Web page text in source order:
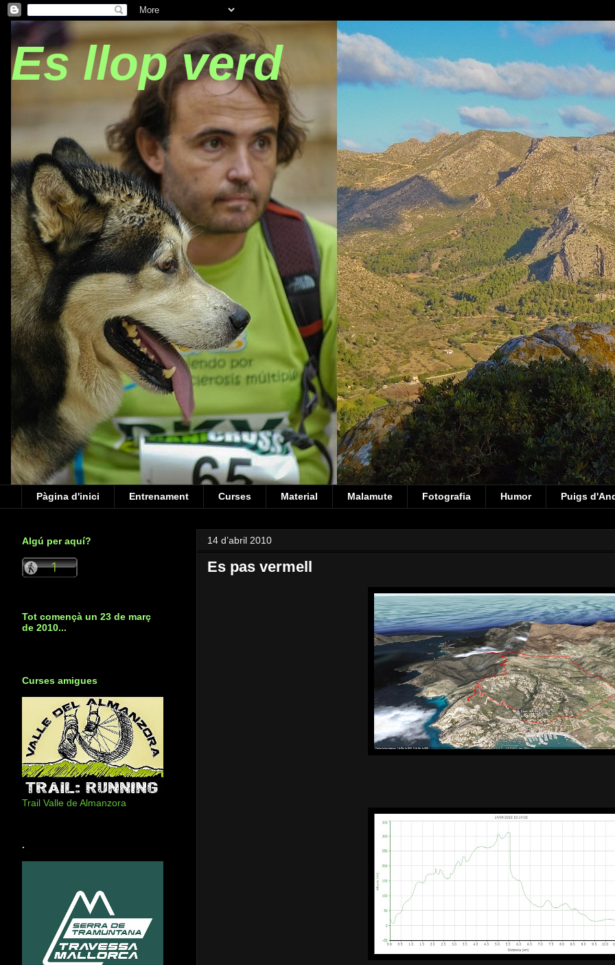
Es llop verd
Pàgina d'inici Entrenament Curses Material Malamute Fotografia Humor Puigs
14 d’abril 2010
Es pas vermell
Algú per aquí?
Tot començà un 23 de març
de 2010...
Curses amigues
Trail Valle de Almanzora
.